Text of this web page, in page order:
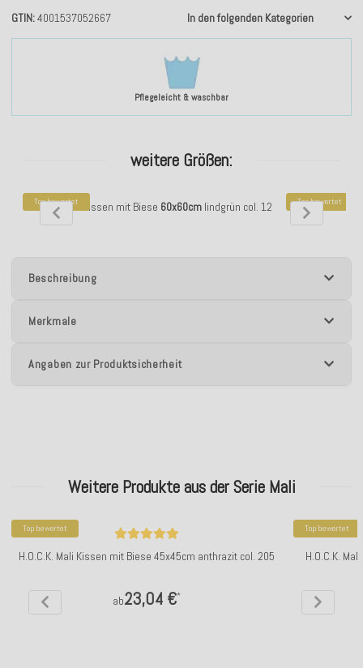
Pflegeleicht & waschbar
GTIN 4001537052667 In den folgenden Kategorien
weitere Größen:
Top bewertet
H.O.C.K. Mali Kissen mit Biese 60x60cm lindgrün col. 12 Top bewertet
H.O.C.K. Mali
Beschreibung
Merkmale
Angaben zur Produktsicherheit
Weitere Produkte aus der Serie Mali
Top bewertet
H.O.C.K. Mali Kissen mit Biese 45x45cm anthrazit col. 205
ab23,04 €*
Top bewertet
H.O.C.K.